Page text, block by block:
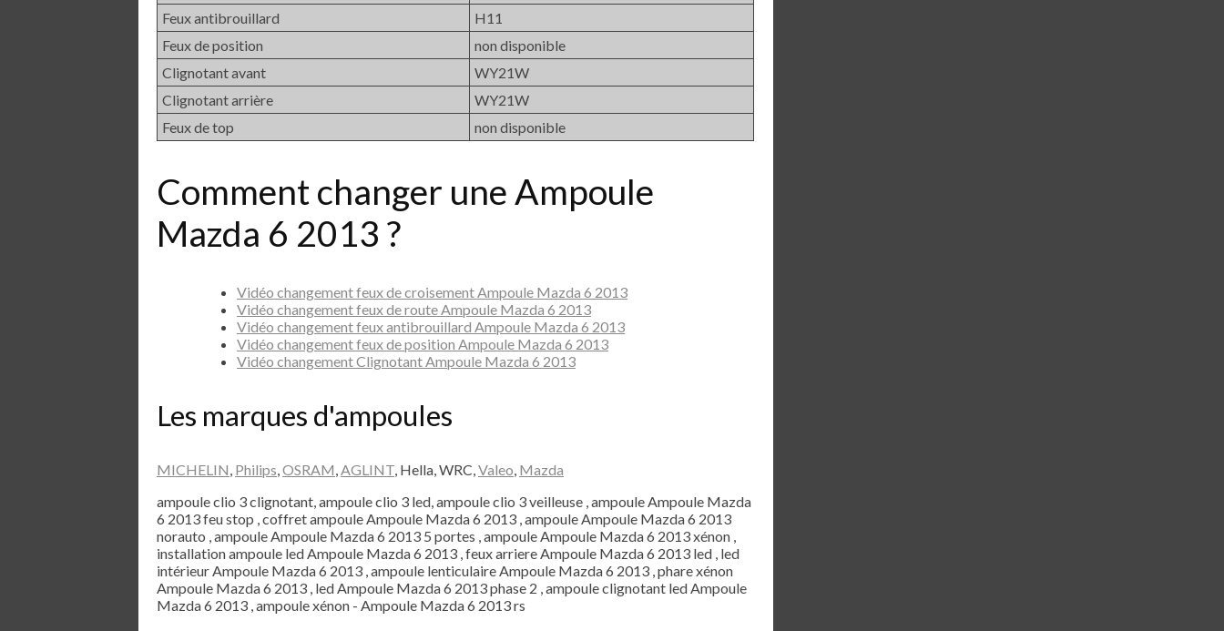
Feux antibrouillard
H11
Feux de position
non disponible
Clignotant avant
WY21W
Clignotant arrière
WY21W
Feux de top
non disponible
Comment changer une Ampoule
Mazda 6 2013 ?
Vidéo changement feux de croisement Ampoule Mazda 6 2013
Vidéo changement feux de route Ampoule Mazda 6 2013
Vidéo changement feux antibrouillard Ampoule Mazda 6 2013
Vidéo changement feux de position Ampoule Mazda 6 2013
Vidéo changement Clignotant Ampoule Mazda 6 2013
Les marques d'ampoules
MICHELIN, Philips,OSRAM,AGLINT, Hella, WRC,Valeo, Mazda
ampoule clio 3 clignotant, ampoule clio 3 led, ampoule clio 3 veilleuse , ampoule Ampoule Mazda
6 2013 feu stop , coffret ampoule Ampoule Mazda 6 2013 , ampoule Ampoule Mazda 6 2013
norauto , ampoule Ampoule Mazda 6 2013 5 portes , ampoule Ampoule Mazda 6 2013 xénon ,
installation ampoule led Ampoule Mazda 6 2013 , feux arriere Ampoule Mazda 6 2013 led , led
intérieur Ampoule Mazda 6 2013 , ampoule lenticulaire Ampoule Mazda 6 2013 , phare xénon
Ampoule Mazda 6 2013 , led Ampoule Mazda 6 2013 phase 2 , ampoule clignotant led Ampoule
Mazda 6 2013 , ampoule xénon - Ampoule Mazda 6 2013 rs